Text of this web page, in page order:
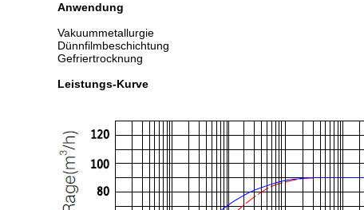
Anwendung
Vakuummetallurgie
Dünnfilmbeschichtung
Gefriertrocknung
Leistungs-Kurve